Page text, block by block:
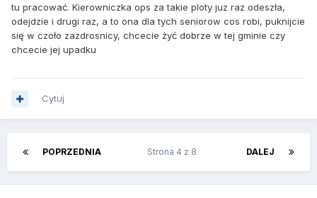
tu pracować. Kierowniczka ops za takie ploty juz raz odeszła,
odejdzie i drugi raz, a to ona dla tych seniorow cos robi, puknijcie
się w czoło zazdrosnicy, chcecie żyć dobrze w tej gminie czy
chcecie jej upadku
Cytuj
POPRZEDNIA DALEJ
Strona 4 z 8